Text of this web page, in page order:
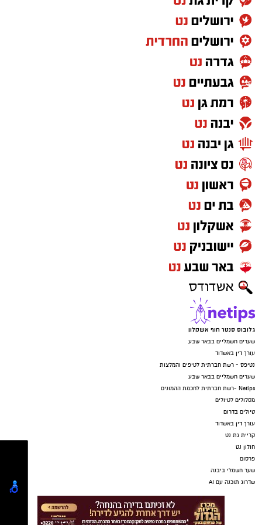
מראש באתר https://katzr.net/3e8212
יש לכם מידע חשוב שטרם נחשף? צילומים מאירוע
חדשותי? מצאתם טעות בכתבה? נשמח שתשתפו
אותנו
גלובוס סנטר חוף אשקלון
שערים חשמליים בבאר שבע
עורך דין באשדוד
נטיפס - רשת חברתית לטיפים והמלצות
שערים חשמליים בבאר שבע
Netips -רשת חברתית לחכמת ההמונים
מסלולים לטיולים
טיולים בדרום
עורך דין באשדוד
קריית גת נט
חולון נט
פרסום
שער חשמלי ביבנה
שדרוג תוכנה עם AI